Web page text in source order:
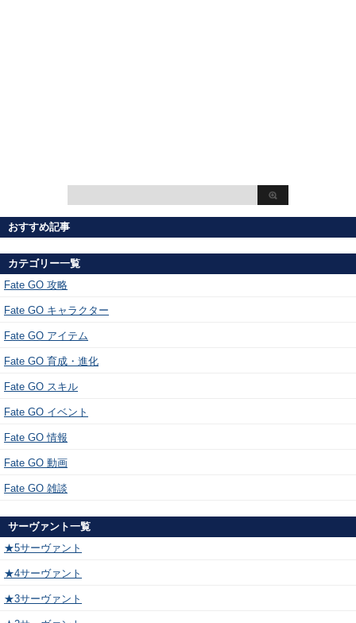
おすすめ記事
カテゴリー一覧
Fate GO 攻略
Fate GO キャラクター
Fate GO アイテム
Fate GO 育成・進化
Fate GO スキル
Fate GO イベント
Fate GO 情報
Fate GO 動画
Fate GO 雑談
サーヴァント一覧
★5サーヴァント
★4サーヴァント
★3サーヴァント